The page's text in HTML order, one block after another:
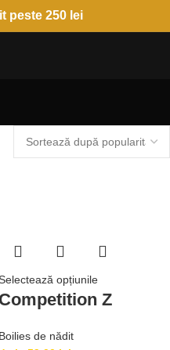
peste 250 lei
opțiunile
Competition Z
Boilies de nădit